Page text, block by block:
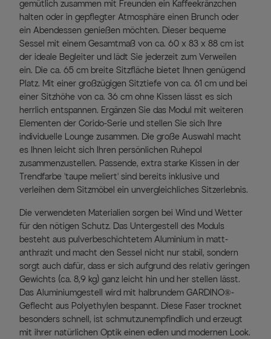
gemütlich zusammen mit Freunden ein Kaffeekränzchen
halten oder in gepflegter Atmosphäre einen Brunch oder
ein Abendessen genießen möchten. Dieser bequeme
Sessel mit einem Gesamtmaß von ca. 60 x 83 x 88 cm ist
der ideale Begleiter und lädt Sie jederzeit zum Verweilen
ein. Die ca. 65 cm breite Sitzfläche bietet Ihnen genügend
Platz. Mit einer großzügigen Sitztiefe von ca. 61 cm und bei
einer Sitzhöhe von ca. 36 cm ohne Kissen lässt es sich
herrlich entspannen. Ergänzen Sie das Modul mit weiteren
Elementen der Corido-Serie und stellen Sie sich Ihre
individuelle Lounge zusammen. Die große Auswahl macht
es Ihnen leicht sich Ihren persönlichen Ruhepol
zusammenzustellen. Passende, extra starke Kissen in der
Trendfarbe 'taupe meliert' sind bereits inklusive und
verleihen dem Sitzmöbel ein unvergleichliches Sitzerlebnis.
Die verwendeten Materialien sorgen bei Wind und Wetter
für den nötigen Schutz. Das Untergestell des Moduls
besteht aus pulverbeschichtetem Aluminium in matt-
anthrazit und macht den Sessel nicht nur stabil, sondern
sorgt auch dafür, dass er sich aufgrund des relativ geringen
Gewichts (ca. 8,9 kg) ganz leicht hin und her stellen lässt.
Das Aluminiumgestell wird mit halbrundem GARDINO®-
Geflecht aus Polyethylen bespannt. Diese Faser trocknet
besonders schnell, ist schmutzunempfindlich und erzeugt
mit ihrer natürlichen Optik einen edlen und modernen Look.